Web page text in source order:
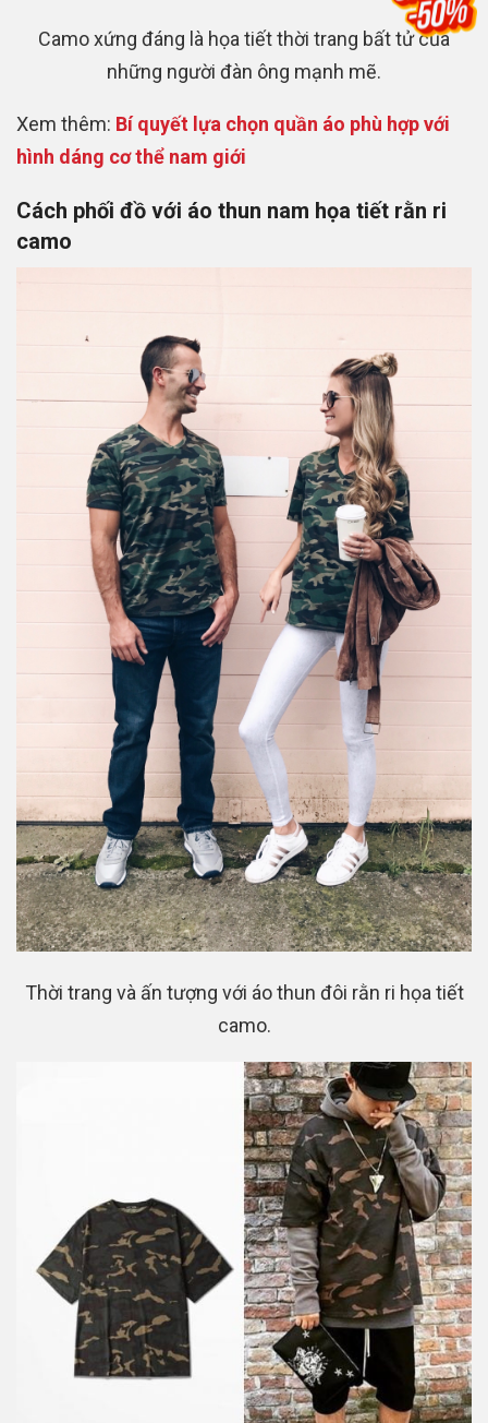
Camo xứng đáng là họa tiết thời trang bất tử của
những người đàn ông mạnh mẽ.
Xem thêm: Bí quyết lựa chọn quần áo phù hợp với
hình dáng cơ thể nam giới
Cách phối đồ với áo thun nam họa tiết rằn ri
camo
Thời trang và ấn tượng với áo thun đôi rằn ri họa tiết
camo.